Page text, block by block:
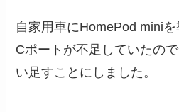
自家用車にHomePod mini
Cポートが不足していたの
い足すことにしました。